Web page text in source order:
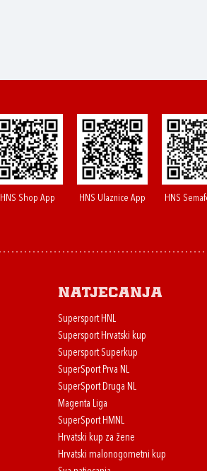
HNS Shop App HNS Ulaznice App HNS
Natjecanja
Supersport HNL
Supersport Hrvatski kup
Supersport Superkup
SuperSport Prva NL
SuperSport Druga NL
Magenta Liga
SuperSport HMNL
Hrvatski kup za žene
Hrvatski malonogometni kup